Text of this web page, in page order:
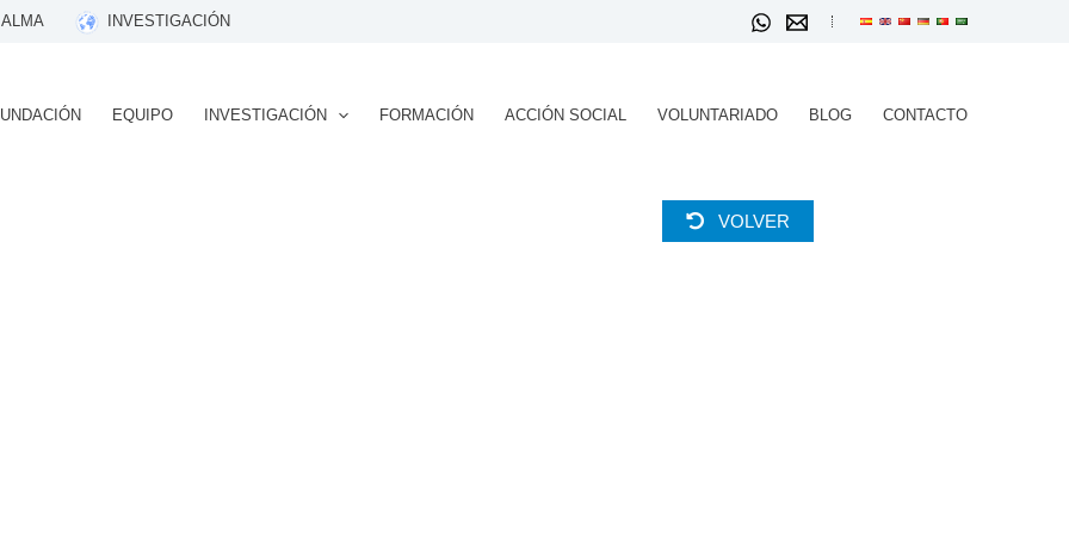
INVESTIGACIÓN
EQUIPO INVESTIGACIÓN FORMACIÓN ACCIÓN SOCIAL VOLUNTARIADO BLOG CONTACTO
VOLVER